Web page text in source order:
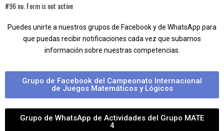
#96 no. Form is not active
Puedes unirte a nuestros grupos de Facebook y de WhatsApp para
que puedas recibir notificaciones cada vez que subamos
información sobre nuestras competencias.
Grupo de Facebook del Campeonato Internacional
de Juegos Matemáticos y Lógicos
Grupo de WhatsApp de Actividades del Grupo MATE
4